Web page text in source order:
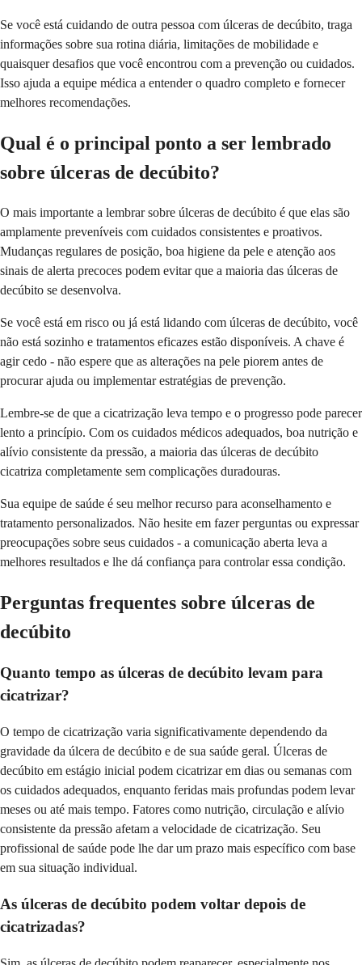
Se você está cuidando de outra pessoa com úlceras de decúbito, traga
informações sobre sua rotina diária, limitações de mobilidade e
quaisquer desafios que você encontrou com a prevenção ou cuidados.
Isso ajuda a equipe médica a entender o quadro completo e fornecer
melhores recomendações.
Qual é o principal ponto a ser lembrado
sobre úlceras de decúbito?
O mais importante a lembrar sobre úlceras de decúbito é que elas são
amplamente preveníveis com cuidados consistentes e proativos.
Mudanças regulares de posição, boa higiene da pele e atenção aos
sinais de alerta precoces podem evitar que a maioria das úlceras de
decúbito se desenvolva.
Se você está em risco ou já está lidando com úlceras de decúbito, você
não está sozinho e tratamentos eficazes estão disponíveis. A chave é
agir cedo - não espere que as alterações na pele piorem antes de
procurar ajuda ou implementar estratégias de prevenção.
Lembre-se de que a cicatrização leva tempo e o progresso pode parecer
lento a princípio. Com os cuidados médicos adequados, boa nutrição e
alívio consistente da pressão, a maioria das úlceras de decúbito
cicatriza completamente sem complicações duradouras.
Sua equipe de saúde é seu melhor recurso para aconselhamento e
tratamento personalizados. Não hesite em fazer perguntas ou expressar
preocupações sobre seus cuidados - a comunicação aberta leva a
melhores resultados e lhe dá confiança para controlar essa condição.
Perguntas frequentes sobre úlceras de
decúbito
Quanto tempo as úlceras de decúbito levam para
cicatrizar?
O tempo de cicatrização varia significativamente dependendo da
gravidade da úlcera de decúbito e de sua saúde geral. Úlceras de
decúbito em estágio inicial podem cicatrizar em dias ou semanas com
os cuidados adequados, enquanto feridas mais profundas podem levar
meses ou até mais tempo. Fatores como nutrição, circulação e alívio
consistente da pressão afetam a velocidade de cicatrização. Seu
profissional de saúde pode lhe dar um prazo mais específico com base
em sua situação individual.
As úlceras de decúbito podem voltar depois de
cicatrizadas?